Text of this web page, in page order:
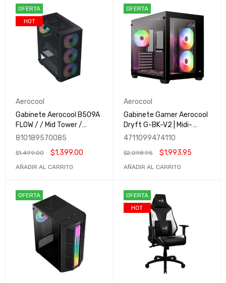
OFERTA
HOT
Aerocool
Gabinete Aerocool B509A
FLOW / / Mid Tower /
Cristal Templado / Mesh /
BK-V1
810189570085
$1,499.00 $1,399.00
AÑADIR AL CARRITO
OFERTA
Aerocool
Gabinete Gamer Aerocool
Dryft G-BK-V2 | Midi-
Tower | ATX/Micro-
2.0/3.0 | 6 Ventiladores
Instalados | Negro
4711099474110
$2,098.95 $1,993.95
AÑADIR AL CARRITO
OFERTA
OFERTA
HOT